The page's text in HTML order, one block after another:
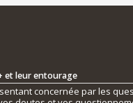
et leur entourage
concernée par les